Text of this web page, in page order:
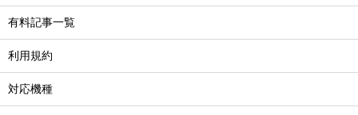
有料記事一覧
利用規約
対応機種